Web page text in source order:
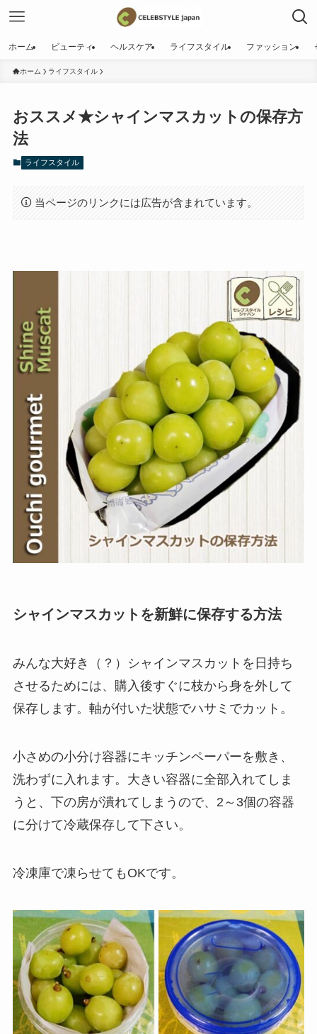
ホーム ビューティ ヘルスケア ライフスタイル ファッション
ホーム ライフスタイル
おススメ★シャインマスカットの保存方
法
ライフスタイル
当ページのリンクには広告が含まれています。
シャインマスカットを新鮮に保存する方法
みんな大好き（？）シャインマスカットを日持ち
させるためには、購入後すぐに枝から身を外して
保存します。軸が付いた状態でハサミでカット。
小さめの小分け容器にキッチンペーパーを敷き、
洗わずに入れます。大きい容器に全部入れてしま
うと、下の房が潰れてしまうので、2～3個の容器
に分けて冷蔵保存して下さい。
冷凍庫で凍らせてもOKです。